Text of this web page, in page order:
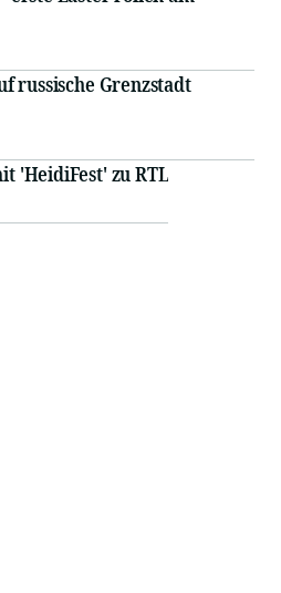
russische Grenzstadt
'HeidiFest' zu RTL